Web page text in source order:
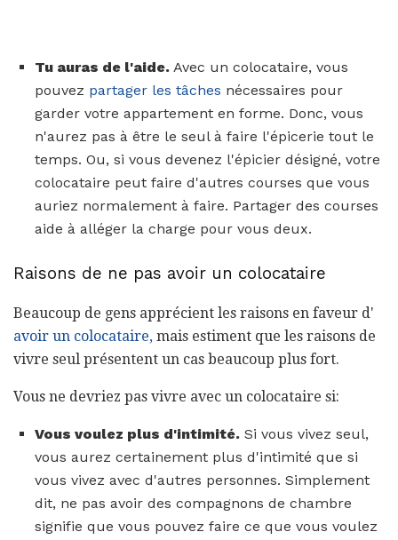
Tu auras de l'aide. Avec un colocataire, vous
pouvez partager les tâches nécessaires pour
garder votre appartement en forme. Donc, vous
n'aurez pas à être le seul à faire l'épicerie tout le
temps. Ou, si vous devenez l'épicier désigné, votre
colocataire peut faire d'autres courses que vous
auriez normalement à faire. Partager des courses
aide à alléger la charge pour vous deux.
Raisons de ne pas avoir un colocataire
Beaucoup de gens apprécient les raisons en faveur d'
avoir un colocataire, mais estiment que les raisons de
vivre seul présentent un cas beaucoup plus fort.
Vous ne devriez pas vivre avec un colocataire si:
Vous voulez plus d'intimité. Si vous vivez seul,
vous aurez certainement plus d'intimité que si
vous vivez avec d'autres personnes. Simplement
dit, ne pas avoir des compagnons de chambre
signifie que vous pouvez faire ce que vous voulez